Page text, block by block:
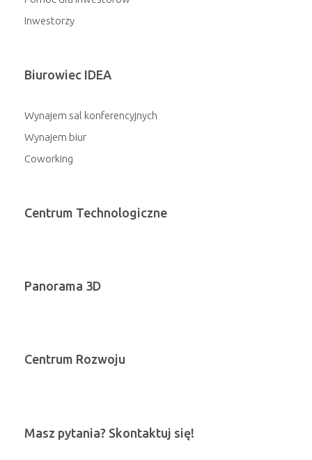
Inwestorzy
Biurowiec IDEA
Wynajem sal konferencyjnych
Wynajem biur
Coworking
Centrum Technologiczne
Panorama 3D
Centrum Rozwoju
Masz pytania? Skontaktuj się!